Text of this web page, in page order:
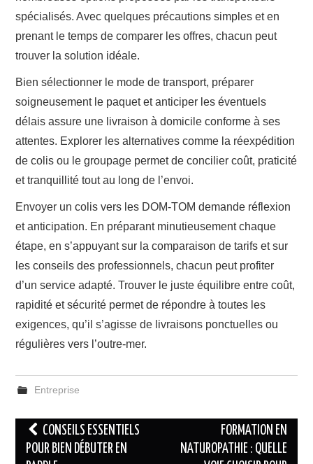
spécialisés. Avec quelques précautions simples et en
prenant le temps de comparer les offres, chacun peut
trouver la solution idéale.
Bien sélectionner le mode de transport, préparer
soigneusement le paquet et anticiper les éventuels
délais assure une livraison à domicile conforme à ses
attentes. Explorer les alternatives comme la réexpédition
de colis ou le groupage permet de concilier coût, praticité
et tranquillité tout au long de l’envoi.
Envoyer un colis vers les DOM-TOM demande réflexion
et anticipation. En préparant minutieusement chaque
étape, en s’appuyant sur la comparaison de tarifs et sur
les conseils des professionnels, chacun peut profiter
d’un service adapté. Trouver le juste équilibre entre coût,
rapidité et sécurité permet de répondre à toutes les
exigences, qu’il s’agisse de livraisons ponctuelles ou
régulières vers l’outre-mer.
Entreprise
Navigation
des
CONSEILS ESSENTIELS
POUR BIEN DÉBUTER EN
FORMATION EN
NATUROPATHIE : QUELLE